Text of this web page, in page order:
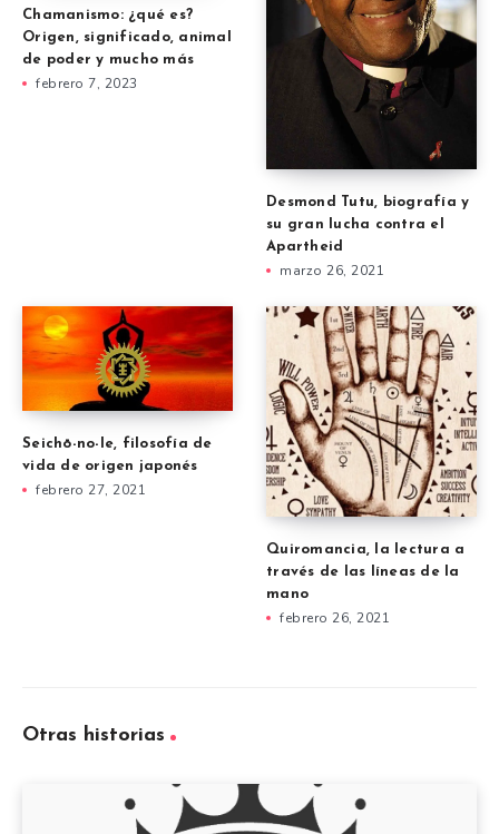
Chamanismo: ¿qué es?
Origen, significado, animal
de poder y mucho más
febrero 7, 2023
Desmond Tutu, biografía y
su gran lucha contra el
Apartheid
marzo 26, 2021
Seichō-no-Ie, filosofía de
vida de origen japonés
febrero 27, 2021
Quiromancia, la lectura a
través de las líneas de la
mano
febrero 26, 2021
Otras historias